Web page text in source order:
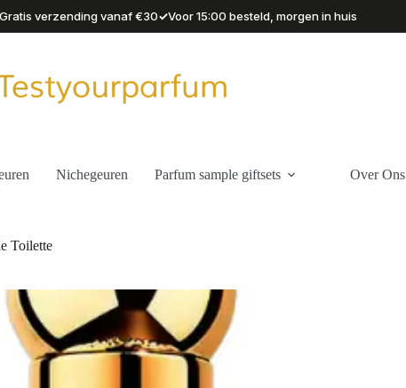
Gratis verzending vanaf €30✓Voor 15:00 besteld, morgen in huis
Nichegeuren Parfum sample giftsets Over Ons
Toilette